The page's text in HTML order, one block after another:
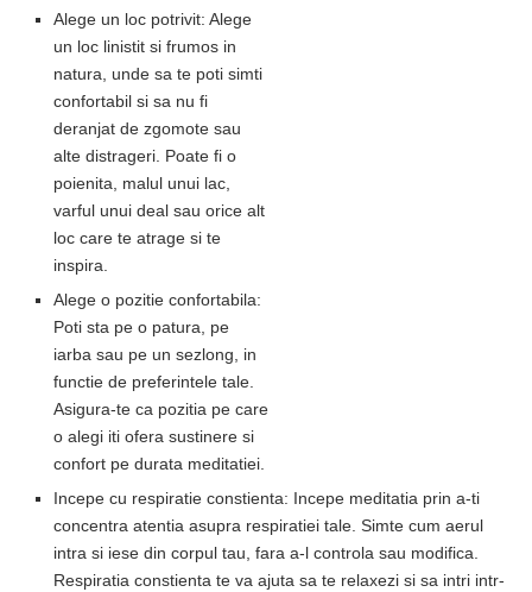
Alege un loc potrivit: Alege
un loc linistit si frumos in
natura, unde sa te poti simti
confortabil si sa nu fi
deranjat de zgomote sau
alte distrageri. Poate fi o
poienita, malul unui lac,
varful unui deal sau orice alt
loc care te atrage si te
inspira.
Alege o pozitie confortabila:
Poti sta pe o patura, pe
iarba sau pe un sezlong, in
functie de preferintele tale.
Asigura-te ca pozitia pe care
o alegi iti ofera sustinere si
confort pe durata meditatiei.
Incepe cu respiratie constienta: Incepe meditatia prin a-ti
concentra atentia asupra respiratiei tale. Simte cum aerul
intra si iese din corpul tau, fara a-l controla sau modifica.
Respiratia constienta te va ajuta sa te relaxezi si sa intri intr-